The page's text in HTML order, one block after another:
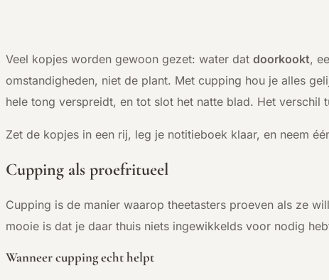
Veel kopjes worden gewoon gezet: water dat doorkookt,
omstandigheden, niet de plant. Met cupping hou je alles
hele tong verspreidt, en tot slot het natte blad. Het
Zet de kopjes in een rij, leg je notitieboek klaar, en neem
Cupping als proefritueel
Cupping is de manier waarop theetasters proeven als ze
mooie is dat je daar thuis niets ingewikkelds voor nodig
Wanneer cupping echt helpt